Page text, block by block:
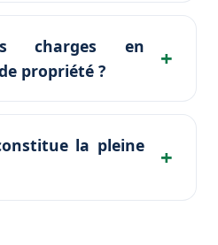
charges en
propriété ?
la pleine